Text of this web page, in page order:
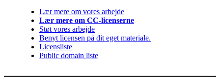
Lær mere om vores arbejde
Lær mere om CC-licenserne
Støt vores arbejde
Benyt licensen på dit eget materiale.
Licensliste
Public domain liste